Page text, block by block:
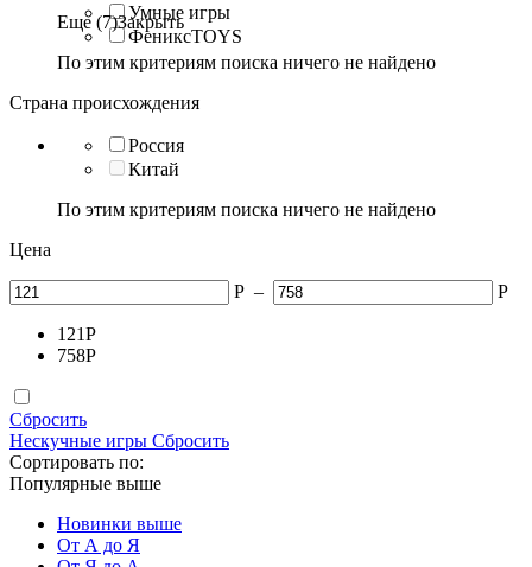
Умные игры
ФениксTOYS
Еще (7)Закрыть
По этим критериям поиска ничего не найдено
Страна происхождения
Россия
Китай
По этим критериям поиска ничего не найдено
Цена
Р – Р
121Р
758Р
Сбросить
Нескучные игры Сбросить
Сортировать по:
Популярные выше
Новинки выше
От А до Я